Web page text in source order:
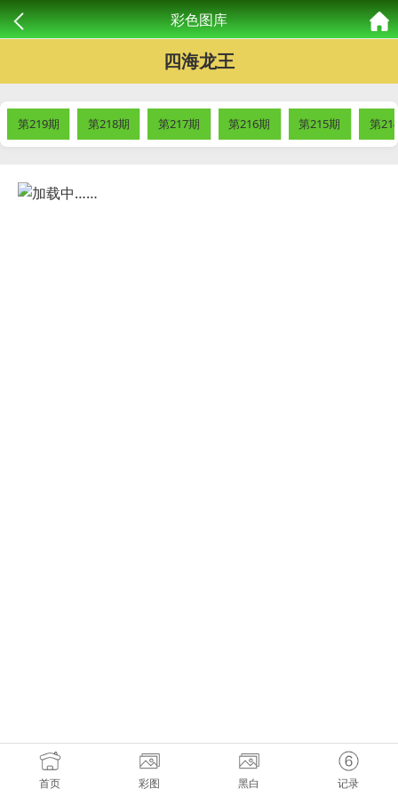
彩色图库
四海龙王
第219期 第218期 第217期 第216期 第215期 第
首页 彩图 黑白 记录